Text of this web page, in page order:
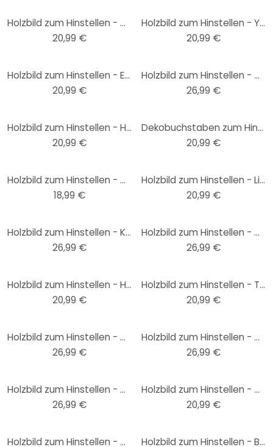
Holzbild zum Hinstellen - Du und ich - 15x15 cm
20,99 €
Holzbild zum Hinstellen - You are beautiful - Spruch Deko - 15x15 cm
20,99 €
Holzbild zum Hinstellen - Every picture tells a story - 15x15 cm
20,99 €
Holzbild zum Hinstellen - Graves - Are you awake yet - 15x15 cm
26,99 €
Holzbild zum Hinstellen - Happiness is homemade 02 - 15x15 cm
20,99 €
Dekobuchstaben zum Hinstellen - Schreibschrift - 15x15 cm
20,99 €
Holzbild zum Hinstellen - Manchmal flüstert das Glück ganz leise - 15x15 cm
18,99 €
Holzbild zum Hinstellen - Live - 15x15 cm
20,99 €
Holzbild zum Hinstellen - Kubistika - Warmer Sonnenuntergang - 15x15 cm
26,99 €
Holzbild zum Hinstellen - Graves - Heart in Hand - 15x15 cm
26,99 €
Holzbild zum Hinstellen - Home sweet home - 15x15 cm
20,99 €
Holzbild zum Hinstellen - The secret ingredient is always love - 15x15 cm
20,99 €
Holzbild zum Hinstellen - Graves - Racoon - 15x15 cm
26,99 €
Holzbild zum Hinstellen - Graves - Giraffe - 15x15 cm
26,99 €
Holzbild zum Hinstellen - Confetti & Cream - But first love - 15x15 cm
26,99 €
Holzbild zum Hinstellen - Mr and Mrs - 15x15 cm
20,99 €
Holzbild zum Hinstellen - Moin mit Steuerrad - 15x15 cm Holzbild zum Hinstellen - Barcode Live - 15x15 cm